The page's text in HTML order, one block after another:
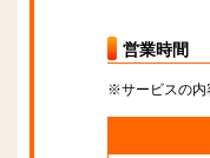
営業時間
※サービスの内